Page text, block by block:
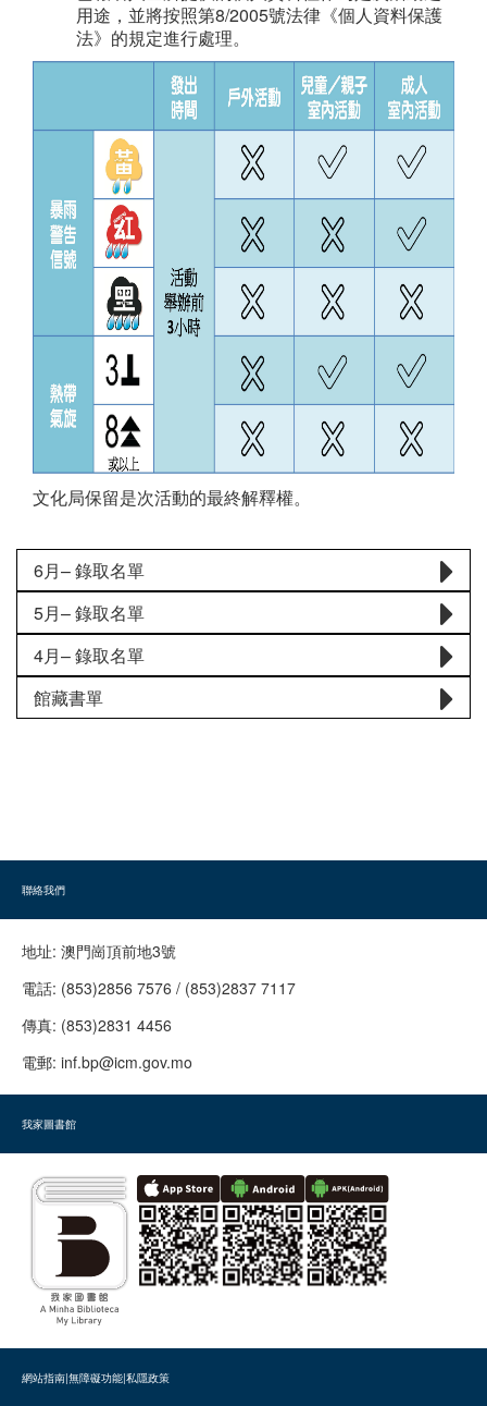
用途，並將按照第8/2005號法律《個人資料保護
法》的規定進行處理。
文化局保留是次活動的最終解釋權。
6月– 錄取名單
5月– 錄取名單
4月– 錄取名單
館藏書單
聯絡我們
地址: 澳門崗頂前地3號
電話: (853)2856 7576 / (853)2837 7117
傳真: (853)2831 4456
電郵: inf.bp@icm.gov.mo
我家圖書館
網站指南|無障礙功能|私隱政策